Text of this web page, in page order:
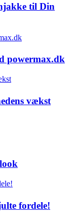
til Din
powermax.dk
vækst
fordele!